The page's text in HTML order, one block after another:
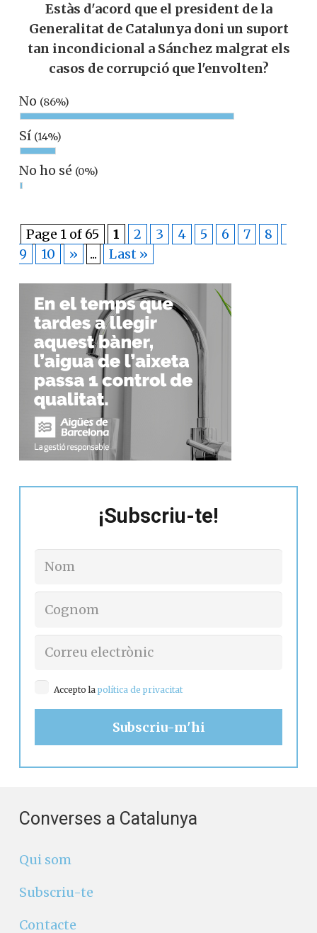
Estàs d'acord que el president de la
Generalitat de Catalunya doni un suport
tan incondicional a Sánchez malgrat els
casos de corrupció que l'envolten?
No (86%)
Sí (14%)
No ho sé (0%)
Page 1 of 65 1 2 3 4 5 6 7
8
9
10 » ... Last »
¡Subscriu-te!
Accepto la política de privacitat
Converses a Catalunya
Qui som
Subscriu-te
Contacte